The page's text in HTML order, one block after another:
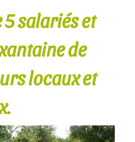
5 salariés et
de
locaux et